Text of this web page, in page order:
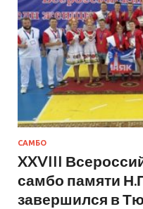
САМБО
XXVIII
самбо памяти
завершился в